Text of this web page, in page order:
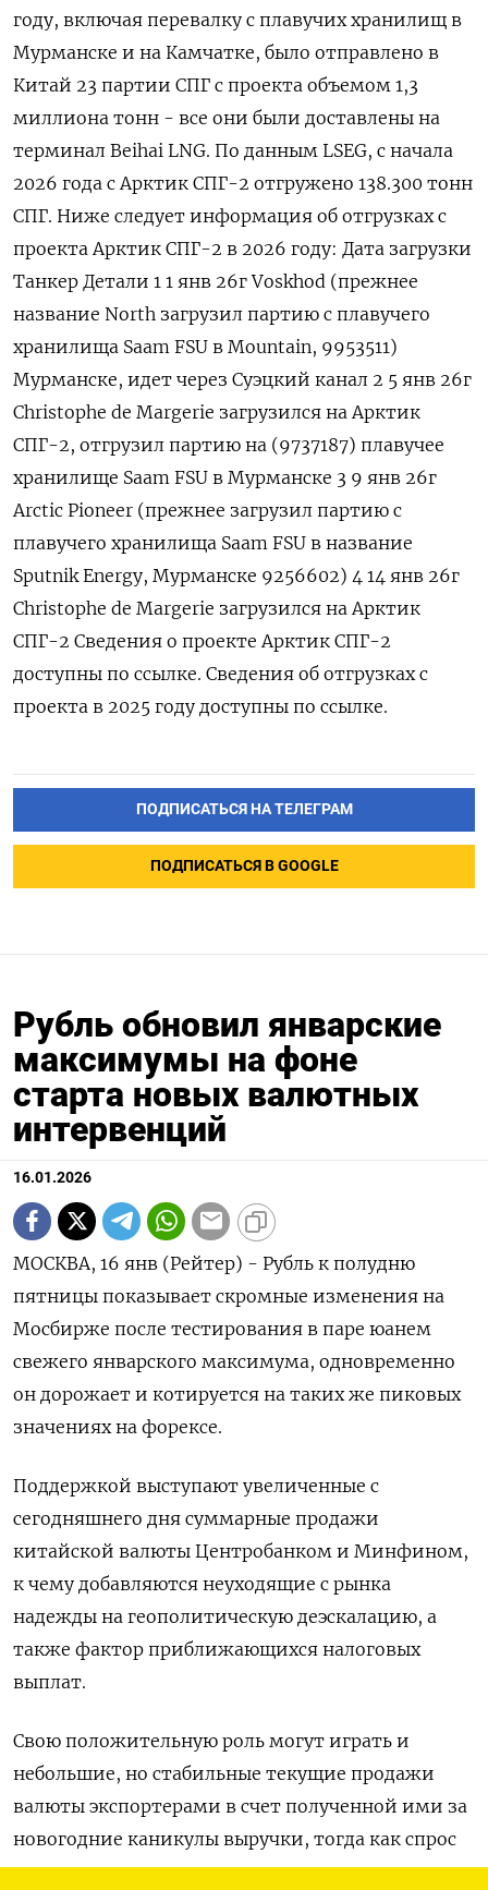
году, включая перевалку с ‌плавучих хранилищ в
Мурманске и на Камчатке, ‍было отправлено в
Китай 23 партии СПГ с проекта ‌объемом 1,3
миллиона тонн - все они были ​доставлены на
терминал Beihai LNG. По данным LSEG, с начала
2026 года с Арктик СПГ-2 ⁠отгружено 138.300 тонн
СПГ. Ниже ‍следует информация об отгрузках с
проекта Арктик СПГ-‌2 в 2026 году: Дата загрузки
Танкер Детали 1 1 янв 26г Voskhod (прежнее
название North загрузил партию с плавучего
хранилища Saam FSU в Mountain, 9953511)
Мурманске, идет через Суэцкий канал 2 5 янв 26г
Сhristophe de Margerie загрузился на Арктик
СПГ-2, отгрузил партию на (9737187) плавучее
хранилище Saam ‍FSU в Мурманске 3 9 ‍янв 26г
Arctic Pioneer (прежнее загрузил партию с
плавучего хранилища Saam FSU в название
‍Sputnik Energy, Мурманске 9256602) 4 14 янв 26г
Сhristophe de Margerie загрузился на Арктик
СПГ-2 Сведения о проекте Арктик СПГ-2
доступны ⁠по ссылке. Сведения об отгрузках с
проекта в 2025 году доступны по ссылке.
ПОДПИСАТЬСЯ НА ТЕЛЕГРАМ
ПОДПИСАТЬСЯ В GOOGLE
Рубль обновил январские
максимумы на фоне
старта новых валютных
интервенций
16.01.2026
МОСКВА, 16 янв (Рейтер) - Рубль к полудню
пятницы показывает скромные изменения на
Мосбирже после тестирования в паре юанем
свежего январского максимума, одновременно
он дорожает и котируется на таких же пиковых
значениях на форексе.
Поддержкой выступают увеличенные с
сегодняшнего дня суммарные продажи
китайской валюты Центробанком и Минфином,
к чему добавляются неуходящие с рынка
⁠надежды на геополитическую деэскалацию, а
также фактор приближающихся налоговых
выплат.
Свою положительную роль могут играть и
небольшие, но стабильные текущие продажи
валюты экспортерами в счет полученной ими за
новогодние каникулы выручки, тогда как спрос
импортеров на инвалюту после длинных